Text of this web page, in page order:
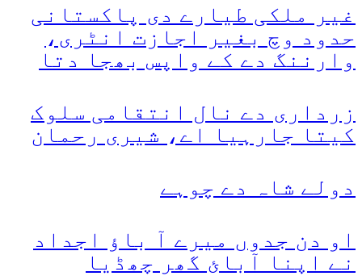
غیر ملکی طیارے دی پاکستانی
حدود وچ بغیر اجازت انٹری،
وارننگ دے کے واپس بھجا دتا
زرداری دے نال انتقامی سلوک
کیتا جارہیا اے، شیری رحمان
دولے شاہ دے چوہے
او دن جدوں میرے آ باؤ اجداد
نے اپنا آبائ گھر چھڈیا